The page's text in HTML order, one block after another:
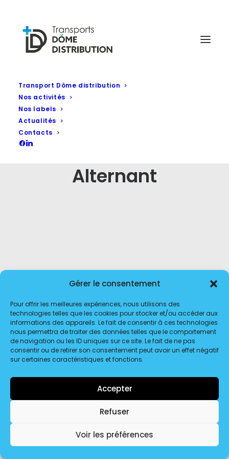
Gérer le consentement
Pour offrir les meilleures expériences, nous utilisons des
technologies telles que les cookies pour stocker et/ou accéder aux
informations des appareils. Le fait de consentir à ces technologies
nous permettra de traiter des données telles que le comportement
de navigation ou les ID uniques sur ce site. Le fait de ne pas
consentir ou de retirer son consentement peut avoir un effet négatif
sur certaines caractéristiques et fonctions.
Accepter
Refuser
Voir les préférences
Transport Dôme distribution
Nos activités
Nos labels
Actualités
Contacts
Alternant